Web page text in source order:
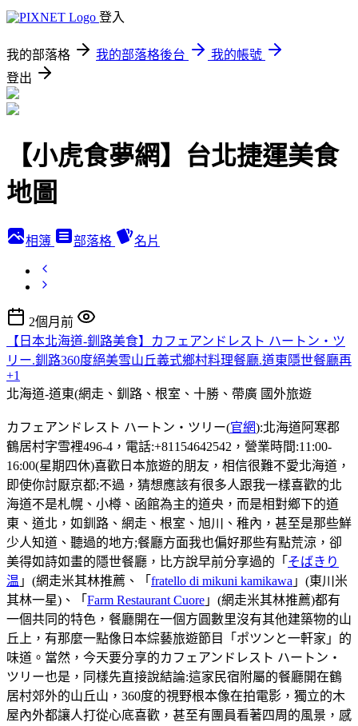
登入
我的部落格 我的部落格後台
我的帳號
登出
【小虎食夢網】台北捷運美食
地圖
相簿 部落格 名片
2個月前
【日本北海道-釧路美食】カフェアンドレスト ハートン・ツ
リー.釧路360度絕美雪山丘義式鄉村料理餐廳.道東隱世餐廳再
+1
北海道-道東(網走、釧路、根室、十勝、帶廣 國外旅遊
カフェアンドレスト ハートン・ツリー(官網):北海道阿寒郡
鶴居村字雪裡496-4，電話:+81154642542，營業時間:11:00-
16:00(星期四休)喜歡日本旅遊的朋友，相信很難不愛北海道，
即使你討厭京都;不過，猜想應該有很多人跟我一樣喜歡的北
海道不是札幌、小樽、函館為主的道央，而是相對鄉下的道
東、道北，如釧路、網走、根室、旭川、稚內，甚至是那些鮮
少人知道、聽過的地方;餐廳方面我也偏好那些有點荒涼，卻
美得如詩如畫的隱世餐廳，比方說早前分享過的「 そばきり
温 」(網走米其林推薦、「 fratello di mikuni kamikawa 」(東川米
其林一星)、「 Farm Restaurant Cuore 」(網走米其林推薦)都有
一個共同的特色，餐廳開在一個方圓數里沒有其他建築物的山
丘上，有那麼一點像日本綜藝旅遊節目「ポツンと一軒家」的
味道。當然，今天要分享的カフェアンドレスト ハートン・
ツリー也是，同樣先直接說結論:這家民宿附屬的餐廳開在鶴
居村郊外的山丘山，360度的視野根本像在拍電影，獨立的木
屋內外都讓人打從心底喜歡，甚至有團員看著四周的風景，感